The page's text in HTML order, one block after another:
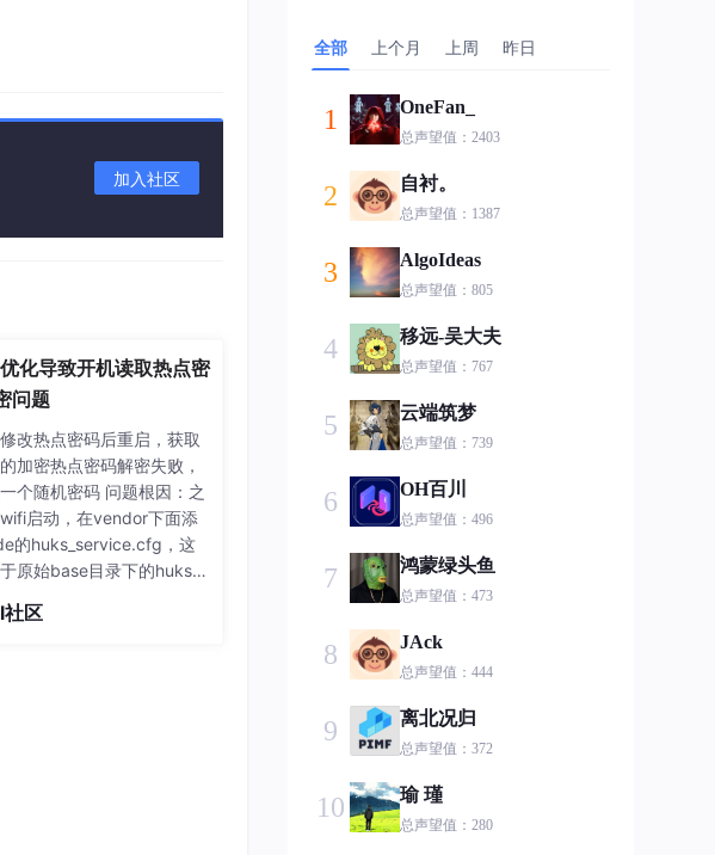
加入社区
化导致开机读取热点密
问题
改热点密码后重启，获取
加密热点密码解密失败，
个随机密码 问题根因：之
启动，在vendor下面添
的huks_service.cfg，这
原始base目录下的huks_s
的覆盖，导致重启时wifi
区
全部 上个月 上周 昨日
1 OneFan_
总声望值：2403
2 自衬。
总声望值：1387
3 AlgoIdeas
总声望值：805
4 移远-吴大夫
总声望值：767
5 云端筑梦
总声望值：739
6 OH百川
总声望值：496
7 鸿蒙绿头鱼
总声望值：473
8 JAck
总声望值：444
9 离北况归
总声望值：372
10 瑜 瑾
总声望值：280